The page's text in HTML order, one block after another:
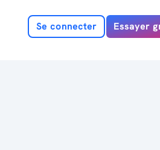
Se connecter Essayer